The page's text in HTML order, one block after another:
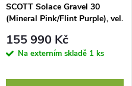
SCOTT Solace Gravel 30
(Mineral Pink/Flint Purple), vel.
155 990 Kč
Na externím skladě 1 ks